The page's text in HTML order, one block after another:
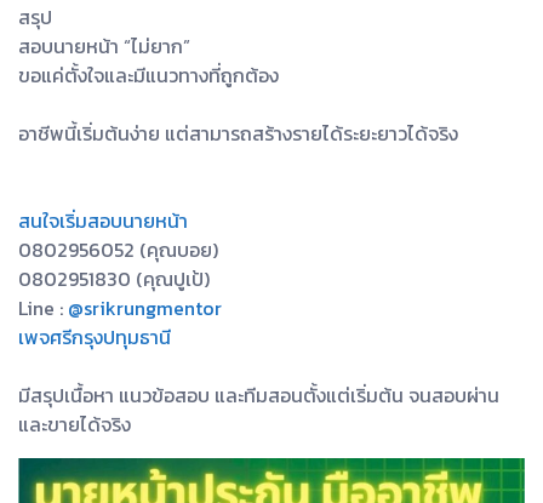
สรุป
สอบนายหน้า “ไม่ยาก”
ขอแค่ตั้งใจและมีแนวทางที่ถูกต้อง
อาชีพนี้เริ่มต้นง่าย แต่สามารถสร้างรายได้ระยะยาวได้จริง
สนใจเริ่มสอบนายหน้า
0802956052 (คุณบอย)
0802951830 (คุณปูเป้)
Line : @srikrungmentor
เพจศรีกรุงปทุมธานี
มีสรุปเนื้อหา แนวข้อสอบ และทีมสอนตั้งแต่เริ่มต้น จนสอบผ่าน
และขายได้จริง